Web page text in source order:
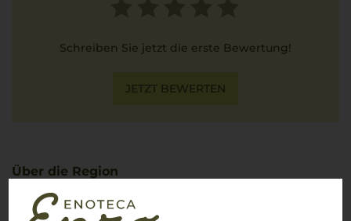
Schreiben Sie jetzt die erste Bewertung!
JETZT BEWERTEN
Über die Region
Südtirol